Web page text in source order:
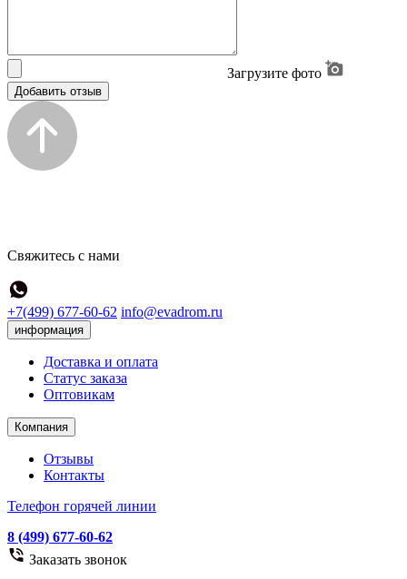
Загрузите фото
Добавить отзыв
Свяжитесь с нами
+7(499) 677-60-62 info@evadrom.ru
информация
Доставка и оплата
Статус заказа
Оптовикам
Компания
Отзывы
Контакты
Телефон горячей линии
8 (499) 677-60-62
Заказать звонок